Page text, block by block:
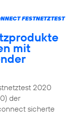
FESTNETZTEST
mit
2020
der
sicherte